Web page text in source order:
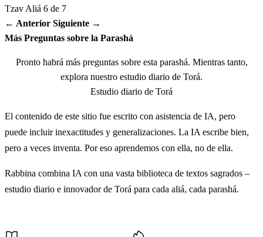
Vayikaj Moshe otam me'al kapeihem vayakter hamizbejah
וַיִּקַּח מֹשֶׁה אֶת הֶחָזֶה וַיְנִיפֵהוּ תְנוּפָה לִפְנֵי יְדוָד
מֵאֵיל הַמִּלֻּאִים לְמֹשֶׁה הָיָה לְמָנָה כַּאֲשֶׁר צִוָּה
me'eil hamiluim leMoshe hayah lemanah ka'asher tsivah
TzavAliá 6 de 7
← Anterior Siguiente →
Más Preguntas sobre la Parashá
Pronto habrá más preguntas sobre esta parashá. Mientras tanto,
explora nuestro estudio diario de Torá.
Estudio diario de Torá
El contenido de este sitio fue escrito con asistencia de IA, pero
puede incluir inexactitudes y generalizaciones. La IA escribe bien,
pero a veces inventa. Por eso aprendemos con ella, no de ella.
Rabbina combina IA con una vasta biblioteca de textos sagrados –
estudio diario e innovador de Torá para cada aliá, cada parashá.